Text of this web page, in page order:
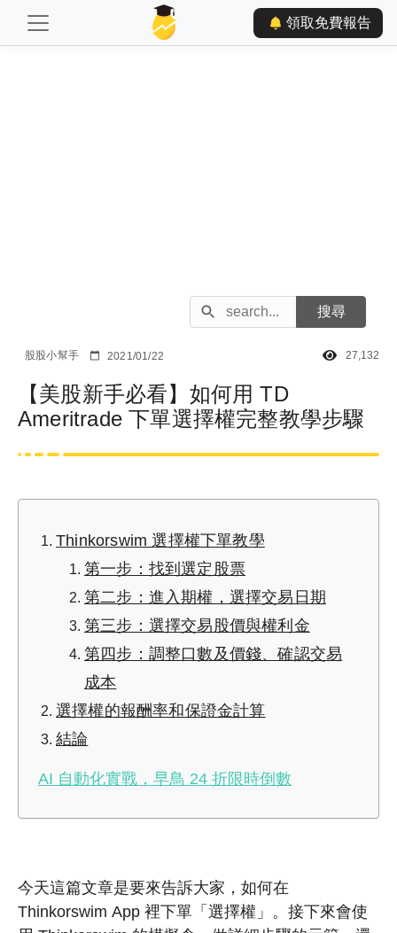
領取免費報告
股股小幫手 2021/01/22 27,132
【美股新手必看】如何用 TD
Ameritrade 下單選擇權完整教學步驟
Thinkorswim 選擇權下單教學
第一步：找到選定股票
第二步：進入期權，選擇交易日期
第三步：選擇交易股價與權利金
第四步：調整口數及價錢、確認交易
成本
選擇權的報酬率和保證金計算
結論
AI 自動化實戰，早鳥 24 折限時倒數
今天這篇文章是要來告訴大家，如何在
Thinkorswim App 裡下單「選擇權」。接下來會使